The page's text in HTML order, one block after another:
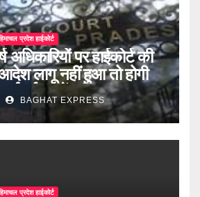
प्रदेश हाईकोर्ट
अधिकारियों पर हाईकोर्ट की
लागू नहीं हुआ तो होगी
जानें पूरी खबर
BAGHAT EXPRESS
प्रदेश हाईकोर्ट